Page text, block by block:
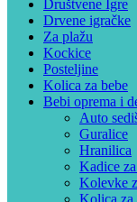
Društvene Igre
Drvene igračke
Za plažu
Kockice
Posteljine
Kolica za bebe
Bebi oprema i
Auto
Guralice
Hranilica
Kadice
Kolevke
Kolica za